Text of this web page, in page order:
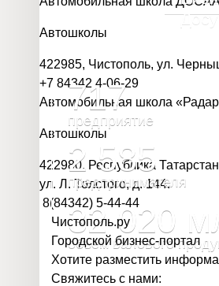
717
предприятие
2 585
предпринимателя
32 020
объём валового
Автошколы
422985, Чистополь, ул.
+7 84342 4-06-29
Автомобильная школа
Автошколы
422980, Республика
ул. Л. Толстого, д. 144.
8(84342) 5-44-44
Чистополь.ру
Городской бизнес-портал
Хотите разместить
Свяжитесь с нами: